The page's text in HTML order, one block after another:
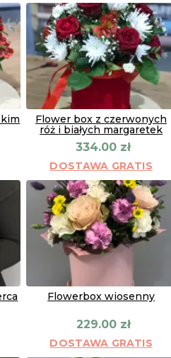
Flower box z czerwonych
róż i białych margaretek
334.00 zł
DOSTAWA GRATIS
Flowerbox wiosenny
229.00 zł
DOSTAWA GRATIS